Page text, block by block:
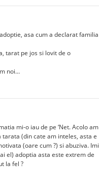
asa cum a declarat familia
tarat pe jos si lovit de o
noi…
mi-o iau de pe ‘Net. Acolo am
(din cate am inteles, asta e
(oare cum ?) si abuziva. Imi
el) adoptia asta este extrem de
la fel ?